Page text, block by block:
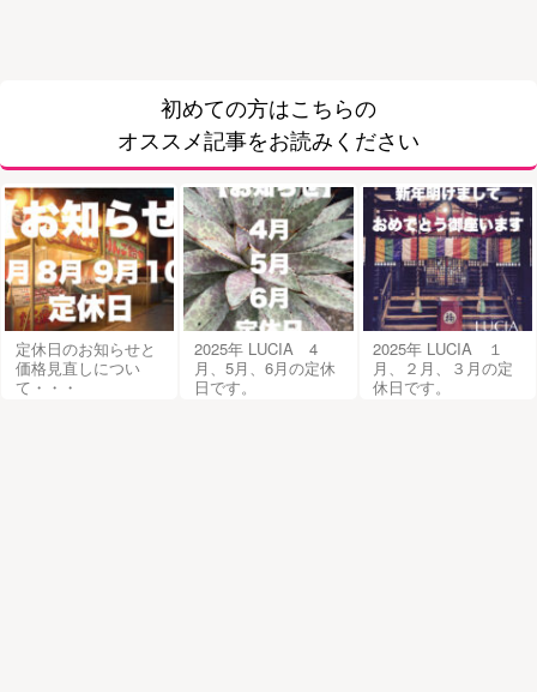
初めての方はこちらの
オススメ記事をお読みください
定休日のお知らせと
価格見直しについ
て・・・
2025年 LUCIA 4
月、5月、6月の定休
日です。
2025年 LUCIA １
月、２月、３月の定
休日です。